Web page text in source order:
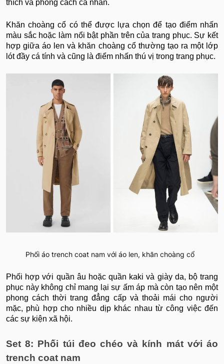
thích và phong cách cá nhân.
Khăn choàng cổ có thể được lựa chọn để tạo điểm nhấn
màu sắc hoặc làm nổi bật phần trên của trang phục. Sự kết
hợp giữa áo len và khăn choàng cổ thường tạo ra một lớp
lót đầy cá tính và cũng là điểm nhấn thú vị trong trang phục.
Phối áo trench coat nam với áo len, khăn choàng cổ
Phối hợp với quần âu hoặc quần kaki và giày da, bộ trang
phục này không chỉ mang lại sự ấm áp mà còn tạo nên một
phong cách thời trang đẳng cấp và thoải mái cho người
mặc, phù hợp cho nhiều dịp khác nhau từ công việc đến
các sự kiện xã hội.
Set 8: Phối túi đeo chéo và kính mát với áo
trench coat nam